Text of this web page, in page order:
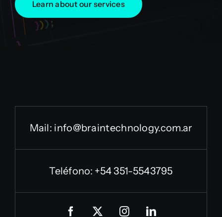
Learn about our services
Mail: info@braintechnology.com.ar
Teléfono: +54 351-5543795